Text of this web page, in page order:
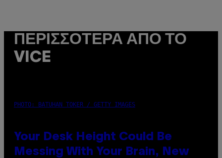
ΠΕΡΙΣΣΌΤΕΡΑ ΑΠΌ ΤΟ
VICE
PHOTO: BATUHAN TOKER / GETTY IMAGES
Your Desk Height Could Be
Messing With Your Brain, New